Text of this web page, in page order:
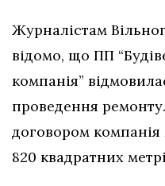
Журналістам
відомо, що ПП
компанія”
проведення
договором компанія
820 квадратних